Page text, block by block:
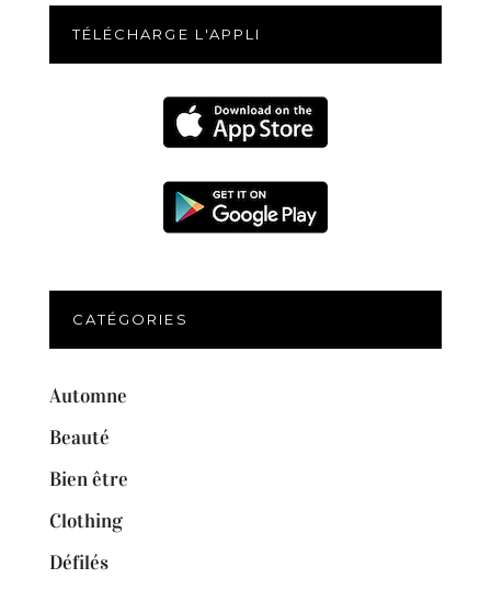
TÉLÉCHARGE L'APPLI
CATÉGORIES
Automne
Beauté
Bien être
Clothing
Défilés